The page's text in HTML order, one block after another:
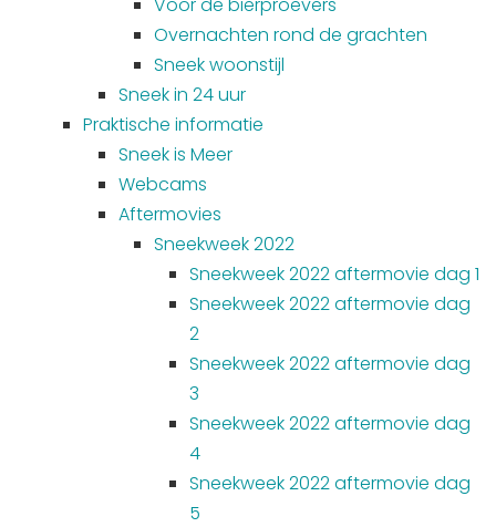
Overnachten rond de grachten
Sneek woonstijl
Sneek in 24 uur
Praktische informatie
Sneek is Meer
Webcams
Aftermovies
Sneekweek 2022
Sneekweek 2022 aftermovie dag 1
Sneekweek 2022 aftermovie dag
2
Sneekweek 2022 aftermovie dag
3
Sneekweek 2022 aftermovie dag
4
Sneekweek 2022 aftermovie dag
5